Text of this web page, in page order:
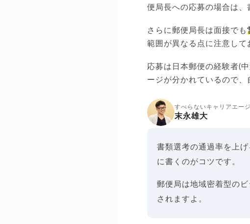
便局長への応募の場合は、
さらに郵便局長は面接でも
範囲が異なる点に注意して
応募は日本郵便の経験者(
ージが分かれているので、
すべらないキャリアエー
末永雄大
書類選考の通過率を上
に書くのがコツです。
郵便局は地域密着型の
されますよ。